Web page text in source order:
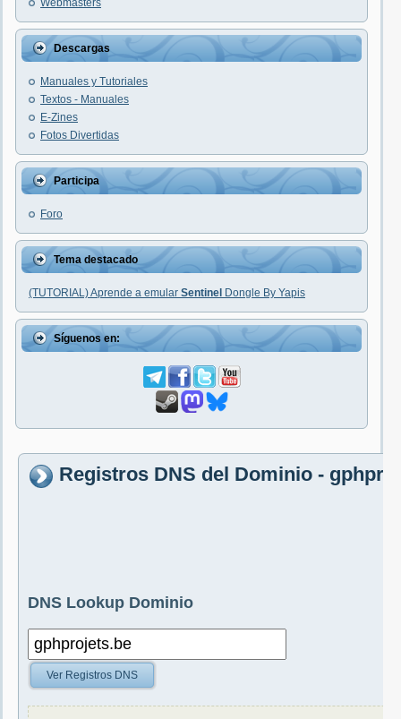
Webmasters
Descargas
Manuales y Tutoriales
Textos - Manuales
E-Zines
Fotos Divertidas
Participa
Foro
Tema destacado
(TUTORIAL) Aprende a emular Sentinel Dongle By Yapis
Síguenos en:
Registros DNS del Dominio -
DNS Lookup Dominio
Ver Registros DNS